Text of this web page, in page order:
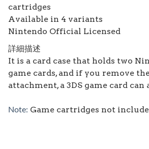
cartridges
Available in 4 variants
Nintendo Official Licensed
詳細描述
It is a card case that holds two
game cards, and if you remove
attachment, a 3DS game card can
Note: Game cartridges not